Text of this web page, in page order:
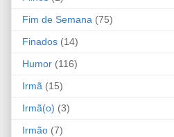
Fim de Semana (75)
Finados (14)
Humor (116)
Irmã (15)
Irmã(o) (3)
Irmão (7)